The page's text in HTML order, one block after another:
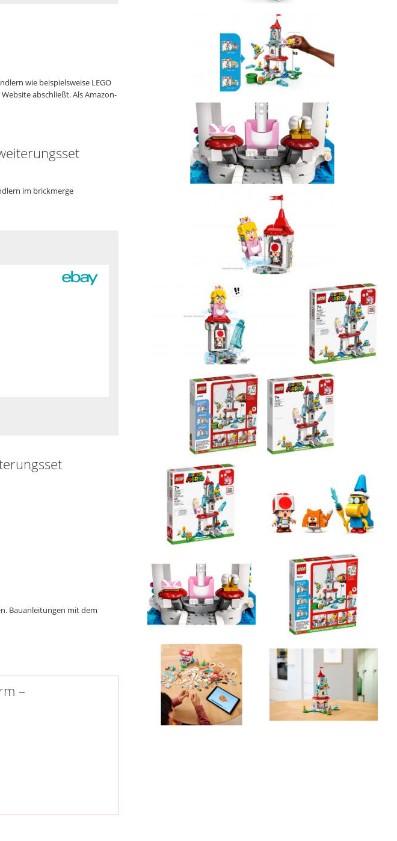
wie beispielsweise LEGO
abschließt. Als Amazon-
im brickmerge
Bauanleitungen mit dem
–